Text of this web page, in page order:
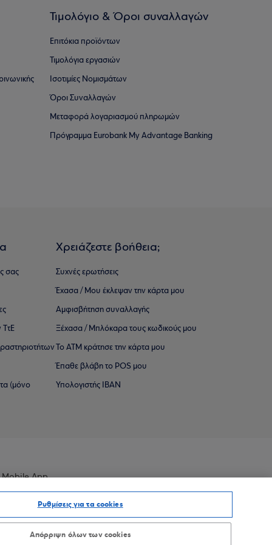
Τιμολόγιο & Όροι συναλλαγών
Επιτόκια προϊόντων
Τιμολόγια εργασιών
Ισοτιμίες Νομισμάτων
Όροι Συναλλαγών
Μεταφορά λογαριασμού πληρωμών
Πρόγραμμα Eurobank My Advantage Banking
σας
ΤτΕ
(μόνο
Χρειάζεστε βοήθεια;
Συχνές ερωτήσεις
Έχασα / Μου έκλεψαν την κάρτα μου
Αμφισβήτηση συναλλαγής
Ξέχασα / Μπλόκαρα τους κωδικούς μου
Το ΑΤΜ κράτησε την κάρτα μου
Έπαθε βλάβη το POS μου
Υπολογιστής IBAN
Mobile App
Ρυθμίσεις για τα cookies
Απόρριψη όλων των cookies